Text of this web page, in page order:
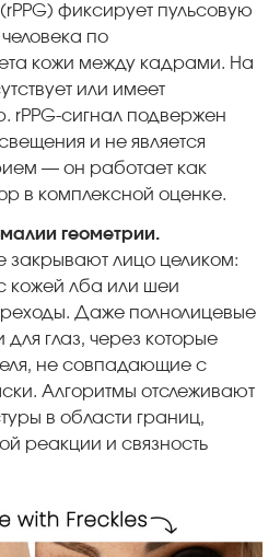
фиксирует пульсовую
по
кожи между кадрами. На
или имеет
rPPG-сигнал подвержен
и не является
— он работает как
в комплексной оценке.
геометрии.
закрывают лицо целиком:
кожей лба или шеи
Даже полнолицевые
глаз, через которые
не совпадающие с
Алгоритмы отслеживают
в области границ,
реакции и связность